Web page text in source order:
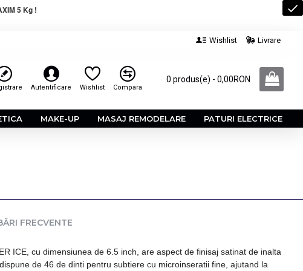
5 Kg !
Wishlist Livrare
Autentificare Wishlist Compara
0 produs(e) - 0,00RON
MAKE-UP MASAJ REMODELARE PATURI ELECTRICE
FRECVENTE
ICE, cu dimensiunea de 6.5 inch, are aspect de finisaj satinat de inalta
de 46 de dinti pentru subtiere cu microinseratii fine, ajutand la